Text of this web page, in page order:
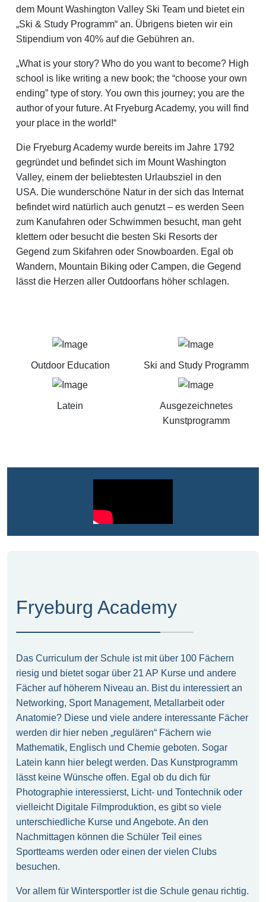
dem Mount Washington Valley Ski Team und bietet ein
„Ski & Study Programm“ an. Übrigens bieten wir ein
Stipendium von 40% auf die Gebühren an.
„What is your story? Who do you want to become? High
school is like writing a new book; the “choose your own
ending” type of story. You own this journey; you are the
author of your future. At Fryeburg Academy, you will find
your place in the world!“
Die Fryeburg Academy wurde bereits im Jahre 1792
gegründet und befindet sich im Mount Washington
Valley, einem der beliebtesten Urlaubsziel in den
USA. Die wunderschöne Natur in der sich das Internat
befindet wird natürlich auch genutzt – es werden Seen
zum Kanufahren oder Schwimmen besucht, man geht
klettern oder besucht die besten Ski Resorts der
Gegend zum Skifahren oder Snowboarden. Egal ob
Wandern, Mountain Biking oder Campen, die Gegend
lässt die Herzen aller Outdoorfans höher schlagen.
Outdoor Education Ski and Study Programm
Latein
Ausgezeichnetes
Kunstprogramm
Fryeburg Academy
Das Curriculum der Schule ist mit über 100 Fächern
riesig und bietet sogar über 21 AP Kurse und andere
Fächer auf höherem Niveau an. Bist du interessiert an
Networking, Sport Management, Metallarbeit oder
Anatomie? Diese und viele andere interessante Fächer
werden dir hier neben „regulären“ Fächern wie
Mathematik, Englisch und Chemie geboten. Sogar
Latein kann hier belegt werden. Das Kunstprogramm
lässt keine Wünsche offen. Egal ob du dich für
Photographie interessierst, Licht- und Tontechnik oder
vielleicht Digitale Filmproduktion, es gibt so viele
unterschiedliche Kurse und Angebote. An den
Nachmittagen können die Schüler Teil eines
Sportteams werden oder einen der vielen Clubs
besuchen.
Vor allem für Wintersportler ist die Schule genau richtig.